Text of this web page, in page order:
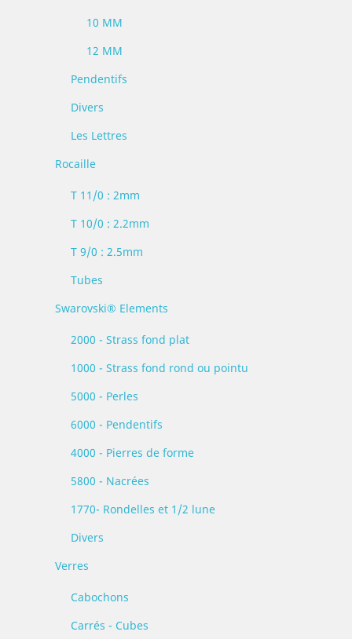
10 MM
12 MM
Pendentifs
Divers
Les Lettres
Rocaille
T 11/0 : 2mm
T 10/0 : 2.2mm
T 9/0 : 2.5mm
Tubes
Swarovski® Elements
2000 - Strass fond plat
1000 - Strass fond rond ou pointu
5000 - Perles
6000 - Pendentifs
4000 - Pierres de forme
5800 - Nacrées
1770- Rondelles et 1/2 lune
Divers
Verres
Cabochons
Carrés - Cubes